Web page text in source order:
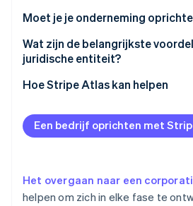
Stripe Sessions
Ontdek hoe Stripe
Moet je je onderneming
Wat zijn de belangrijkste
juridische entiteit?
1. Minder persoonlijke
2. Belastingvoordelen voor
3. Blijvend karakter en
5. Betere toegang tot kapitaal
Hoe Stripe Atlas kan helpen
Aanmelden bij Atlas
Betalingen accepteren en
Aankoop van aandelen door de
contant geld
Een bedrijf oprichten met
Het overgaan naar een
helpen om zich in elke fase te